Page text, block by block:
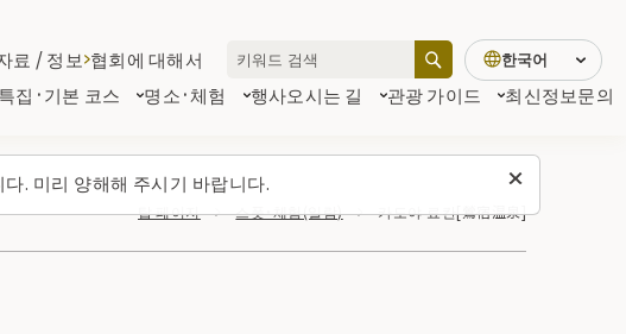
. 미리 양해해 주시기 바랍니다.
특집·기본 코스 명소·체험 행사오시는 길 관광 가이드 최신정보문의
료 / 정보 협회에 대해서 한국어
탑 페이지 스폿・체험(일람) 카도야 료칸[鶯宿温泉]